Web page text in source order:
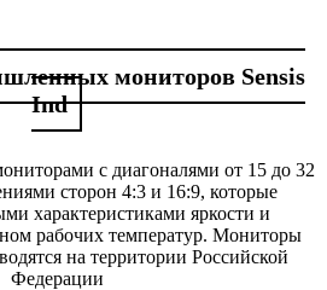
мониторов Sensis
Ind
с диагоналями от 15 до 32
сторон 4:3 и 16:9, которые
характеристиками яркости и
рабочих температур. Мониторы
на территории Российской
Федерации